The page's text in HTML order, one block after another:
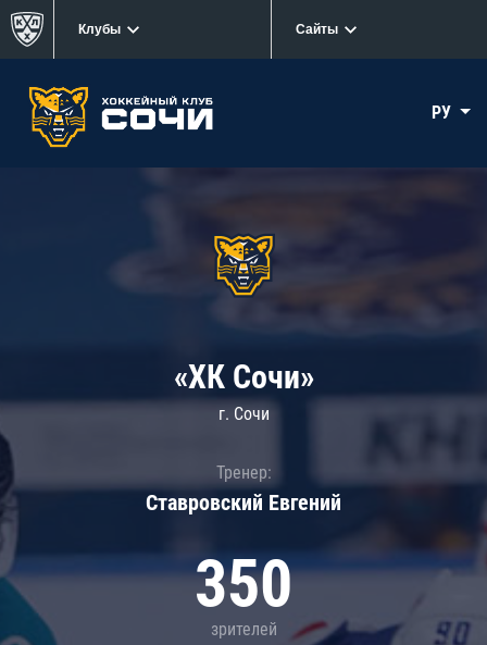
Клубы Сайты
РУ
«ХК Сочи»
г. Сочи
Тренер:
Ставровский Евгений
350
зрителей